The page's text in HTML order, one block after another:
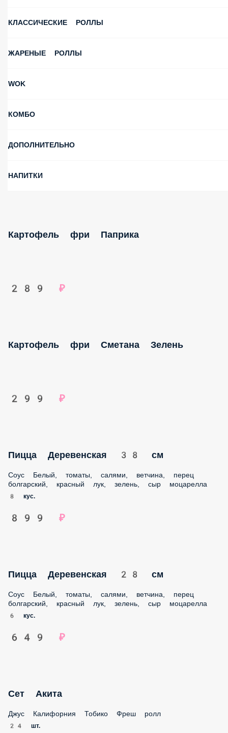
КЛАССИЧЕСКИЕ РОЛЛЫ
ЖАРЕНЫЕ РОЛЛЫ
WOK
КОМБО
ДОПОЛНИТЕЛЬНО
НАПИТКИ
Картофель фри Паприка
289 ₽
Картофель фри Сметана Зелень
299 ₽
Пицца Деревенская 38 см
Соус Белый, томаты, салями, ветчина, перец болгарский,
красный лук, зелень, сыр моцарелла
8 кус.
899 ₽
Пицца Деревенская 28 см
Соус Белый, томаты, салями, ветчина, перец болгарский,
красный лук, зелень, сыр моцарелла
6 кус.
649 ₽
Сет Акита
Джус Калифорния Тобико Фреш ролл